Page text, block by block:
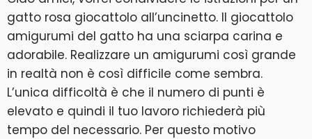
gatto rosa giocattolo all’uncinetto. Il giocattolo
amigurumi del gatto ha una sciarpa carina e
adorabile. Realizzare un amigurumi così grande
in realtà non è così difficile come sembra.
L’unica difficoltà è che il numero di punti è
elevato e quindi il tuo lavoro richiederà più
tempo del necessario. Per questo motivo